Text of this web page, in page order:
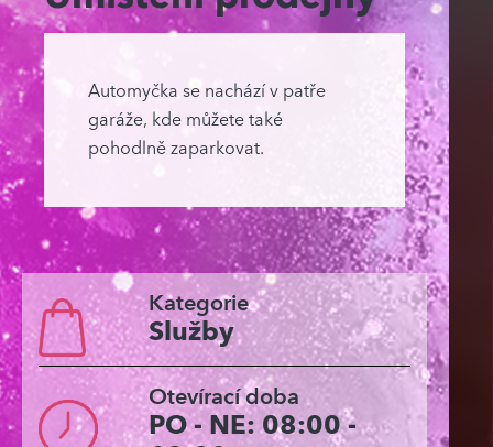
Automyčka se nachází v patře
garáže, kde můžete také
pohodlně zaparkovat.
Kategorie
Služby
Otevírací doba
PO - NE: 08:00 -